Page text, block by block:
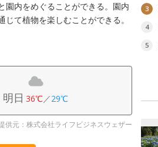
園内をめぐることができる。園内
て植物を楽しむことができる。
明日 36℃／29℃
供元：株式会社ライフビジネスウェザー
3
4
5